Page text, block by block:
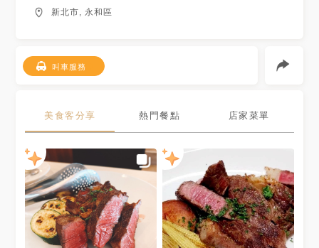
新北市, 永和區
叫車服務
美食客分享 熱門餐點 店家菜單